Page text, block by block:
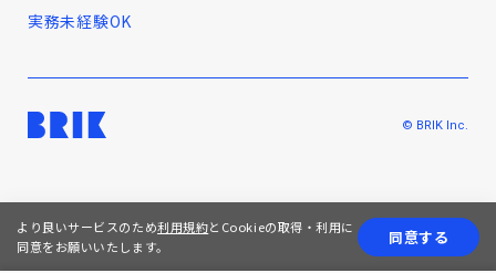
実務未経験OK
© BRIK Inc.
より良いサービスのため利用規約とCookieの取得・利用に
同意をお願いいたします。
同意する